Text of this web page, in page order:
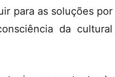
para as soluções por
da cultural